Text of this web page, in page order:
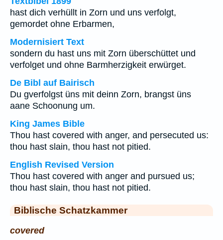
hast dich verhüllt in Zorn und uns verfolgt,
gemordet ohne Erbarmen,
Modernisiert Text
sondern du hast uns mit Zorn überschüttet und
verfolget und ohne Barmherzigkeit erwürget.
De Bibl auf Bairisch
Du gverfolgst üns mit deinn Zorn, brangst üns
aane Schoonung um.
King James Bible
Thou hast covered with anger, and persecuted us:
thou hast slain, thou hast not pitied.
English Revised Version
Thou hast covered with anger and pursued us;
thou hast slain, thou hast not pitied.
Biblische Schatzkammer
covered